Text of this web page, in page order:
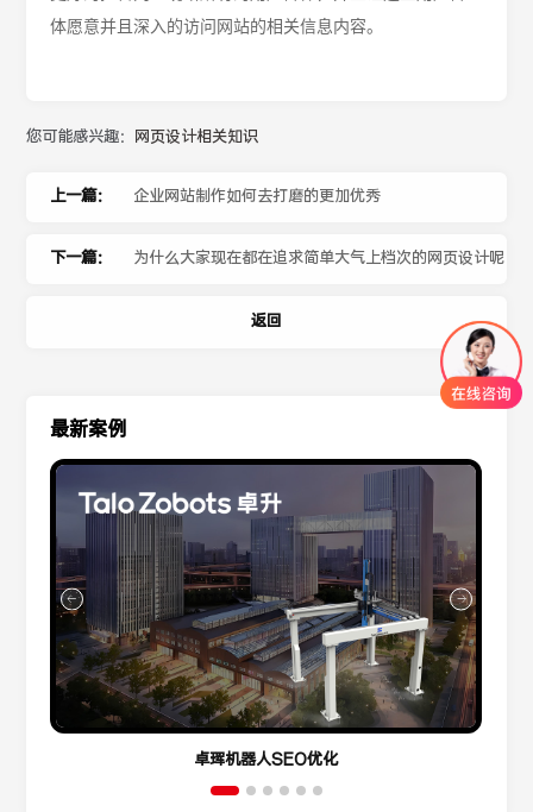
体愿意并且深入的访问网站的相关信息内容。
您可能感兴趣： 网页设计相关知识
上一篇： 企业网站制作如何去打磨的更加优秀
下一篇： 为什么大家现在都在追求简单大气上档次的网页设计呢
返回
最新案例
卓珲机器人SEO优化